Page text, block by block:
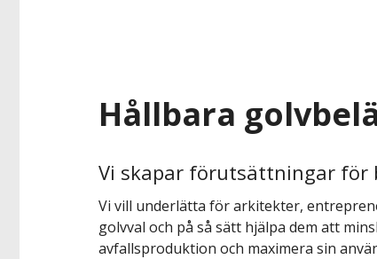
Hållbara
Vi skapar förutsättningar för
Vi vill underlätta för arkitekter,
golvval och på så sätt hjälpa dem att
avfallsproduktion och maximera sin